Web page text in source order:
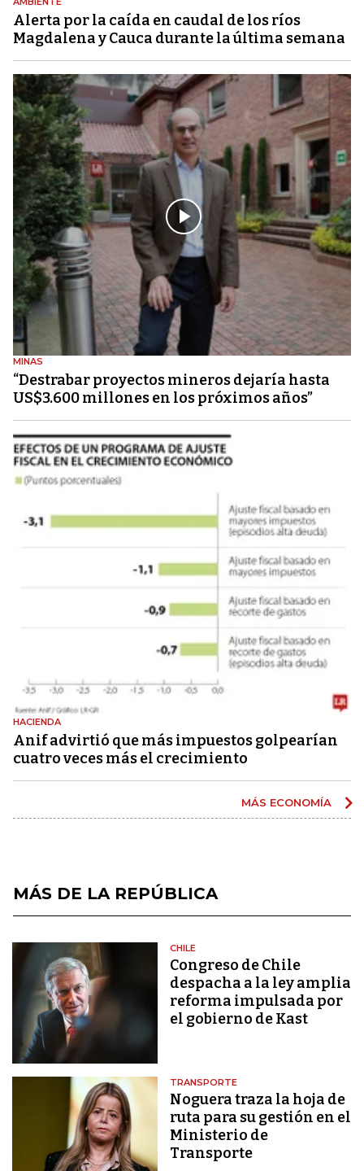
Alerta por la caída en caudal de los ríos
Magdalena y Cauca durante la última semana
MINAS
“Destrabar proyectos mineros dejaría hasta
US$3.600 millones en los próximos años”
HACIENDA
Anif advirtió que más impuestos golpearían
cuatro veces más el crecimiento
MÁS ECONOMÍA
MÁS DE LA REPÚBLICA
CHILE
Congreso de Chile
despacha a la ley amplia
reforma impulsada por
el gobierno de Kast
TRANSPORTE
Noguera traza la hoja de
ruta para su gestión en el
Ministerio de
Transporte